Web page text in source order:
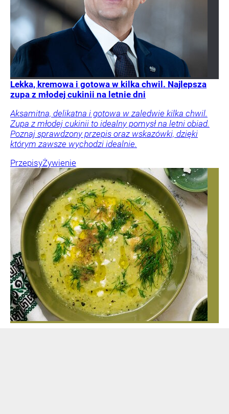
Lekka, kremowa i gotowa w kilka chwil. Najlepsza
zupa z młodej cukinii na letnie dni
Aksamitna, delikatna i gotowa w zaledwie kilka chwil.
Zupa z młodej cukinii to idealny pomysł na letni obiad.
Poznaj sprawdzony przepis oraz wskazówki, dzięki
którym zawsze wychodzi idealnie.
PrzepisyŻywienie